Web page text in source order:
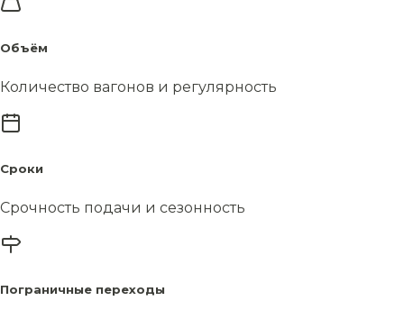
Объём
Количество вагонов и регулярность
Сроки
Срочность подачи и сезонность
Пограничные переходы